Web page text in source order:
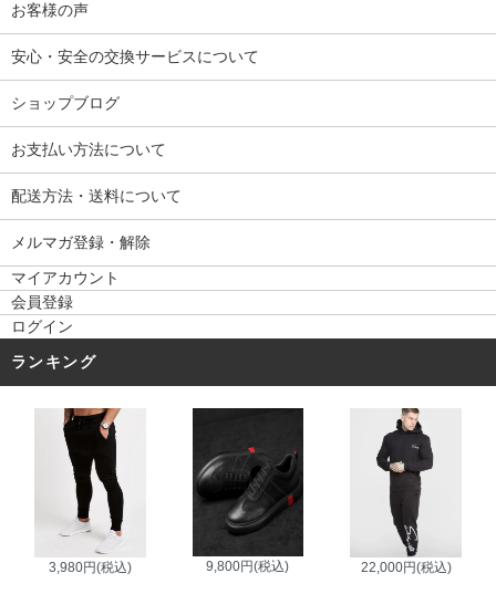
お客様の声
安心・安全の交換サービスについて
ショップブログ
お支払い方法について
配送方法・送料について
メルマガ登録・解除
マイアカウント
会員登録
ログイン
ランキング
3,980円(税込) 9,800円(税込) 22,000円(税込)